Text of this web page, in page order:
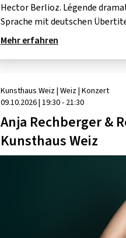
Hector Berlioz. Légende
Sprache mit deutschen
Mehr erfahren
Kunsthaus Weiz| Weiz| Konzert
09.10.2026| 19:30 - 21:30
Anja Rechberger &
Kunsthaus Weiz